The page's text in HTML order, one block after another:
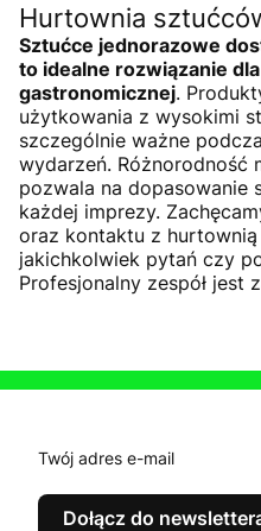
Hurtownia
Sztućce jednorazowe
to idealne rozwiązanie
gastronomicznej.
użytkowania z wysokimi
szczególnie ważne
wydarzeń. Różnorodność
pozwala na dopasowanie
każdej imprezy.
oraz kontaktu z hurtownią
jakichkolwiek pytań czy
Profesjonalny zespół jest
Twój adres e-mail
Dołącz do